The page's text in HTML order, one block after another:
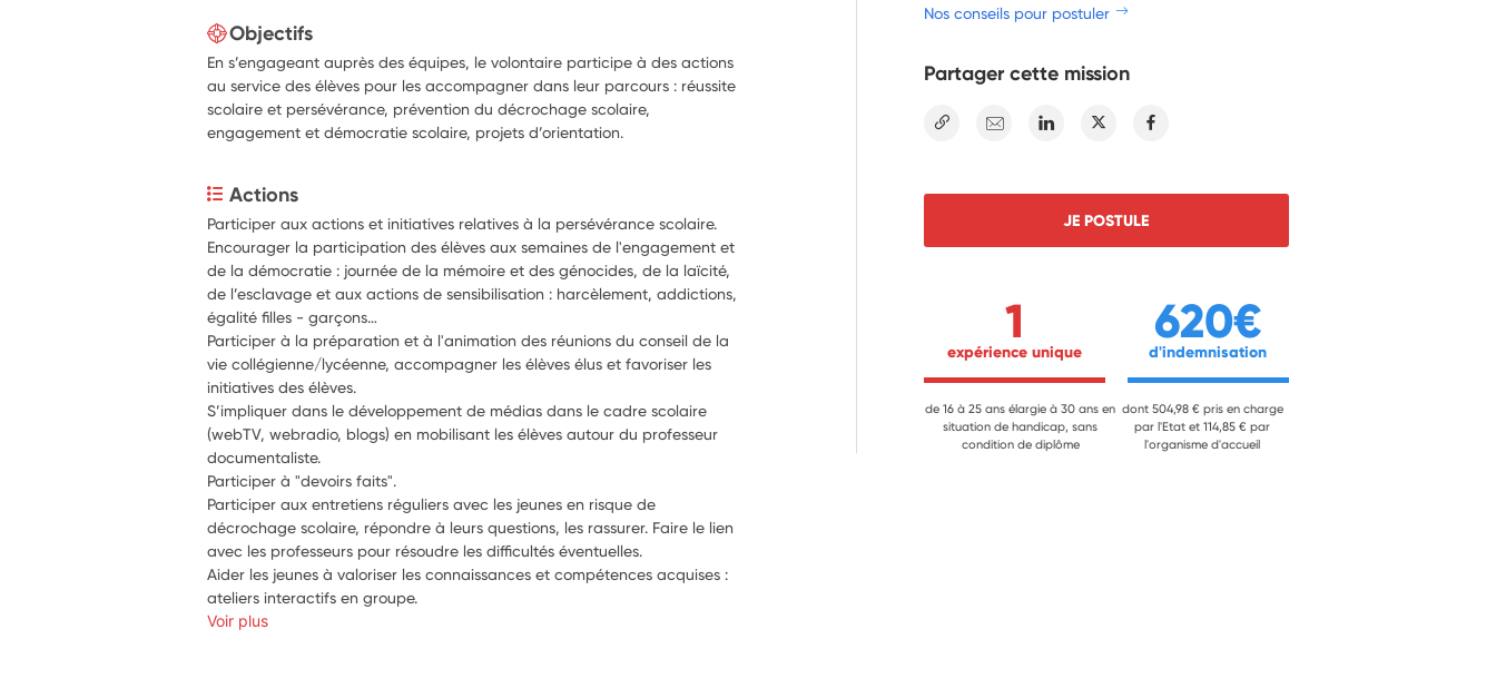
Objectifs
En s’engageant auprès des équipes, le volontaire participe à des actions
au service des élèves pour les accompagner dans leur parcours : réussite
scolaire et persévérance, prévention du décrochage scolaire,
engagement et démocratie scolaire, projets d’orientation.
Actions
Participer aux actions et initiatives relatives à la persévérance scolaire.
Encourager la participation des élèves aux semaines de l'engagement et
de la démocratie : journée de la mémoire et des génocides, de la laïcité,
de l’esclavage et aux actions de sensibilisation : harcèlement, addictions,
Participer à la préparation et à l'animation des réunions du conseil de la
vie collégienne/lycéenne, accompagner les élèves élus et favoriser les
initiatives des élèves.
S’impliquer dans le développement de médias dans le cadre scolaire
(webTV, webradio, blogs) en mobilisant les élèves autour du professeur
Participer à "devoirs faits".
Participer aux entretiens réguliers avec les jeunes en risque de
décrochage scolaire, répondre à leurs questions, les rassurer. Faire le lien
Aider les jeunes à valoriser les connaissances et compétences acquises :
ateliers interactifs en groupe.
Voir plus
Nos conseils pour postuler
Partager cette mission
E-mail Linkedin Twitter
JE POSTULE
1
expérience unique
de 16 à 25 ans élargie à 30 ans en
situation de handicap, sans
condition de diplôme
620€
d'indemnisation
dont 504,98 € pris en charge
par l'Etat et 114,85 € par
l'organisme d'accueil